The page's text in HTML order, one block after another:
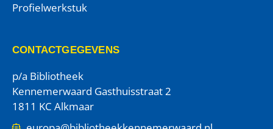
Profielwerkstuk
CONTACTGEGEVENS
p/a Bibliotheek
Kennemerwaard Gasthuisstraat 2
1811 KC Alkmaar